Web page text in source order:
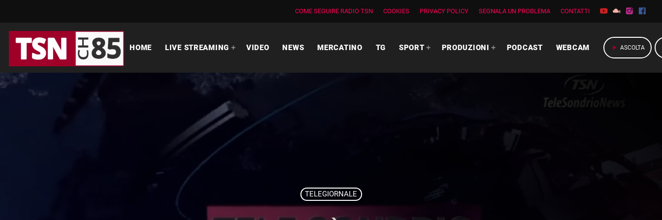
COME SEGUIRE RADIO TSN COOKIES PRIVACY POLICY SEGNALA UN PROBLEMA CONTATTI
HOME LIVE STREAMING VIDEO NEWS MERCATINO TG SPORT PRODUZIONI PODCAST WEBCAM play_arrow ASCOLTA
TELEGIORNALE